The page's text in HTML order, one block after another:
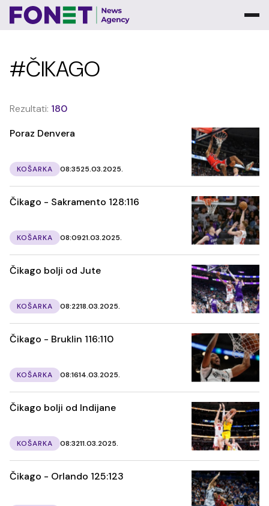
#ČIKAGO
Rezultati: 180
Poraz Denvera
KOŠARKA 08:3525.03.2025.
Čikago - Sakramento 128:116
KOŠARKA 08:0921.03.2025.
Čikago bolji od Jute
KOŠARKA 08:2218.03.2025.
Čikago - Bruklin 116:110
KOŠARKA 08:1614.03.2025.
Čikago bolji od Indijane
KOŠARKA 08:3211.03.2025.
Čikago - Orlando 125:123